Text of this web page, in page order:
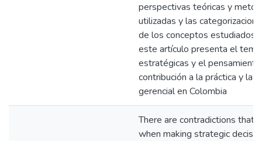
perspectivas teóricas y
utilizadas y las
de los conceptos estudiados
este artículo presenta el
estratégicas y el
contribución a la práctica y la
gerencial en Colombia
There are contradictions that
when making strategic